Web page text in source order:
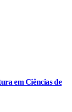
em Ciências de